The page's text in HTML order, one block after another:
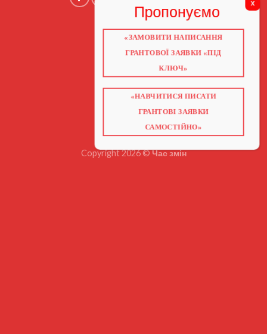
ГОЛОВНА
ГРАНТИ 2026
НАВЧАННЯ
КНИГИ
ВІДЕО ПРО ГРАНТИ
Copyright 2026 ©Час змін
«ЗАМОВИТИ НАПИСАННЯ
ГРАНТОВОЇ ЗАЯВКИ «ПІД
КЛЮЧ»
«НАВЧИТИСЯ ПИСАТИ
ГРАНТОВІ ЗАЯВКИ
САМОСТІЙНО»